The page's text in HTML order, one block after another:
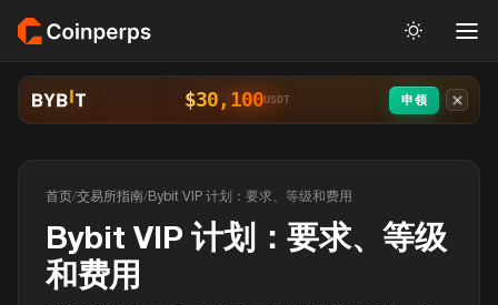
$30,100USDT 申领
首页/交易所指南/Bybit VIP 计划：要求、等级和费用
Bybit VIP 计划：要求、等级
和费用